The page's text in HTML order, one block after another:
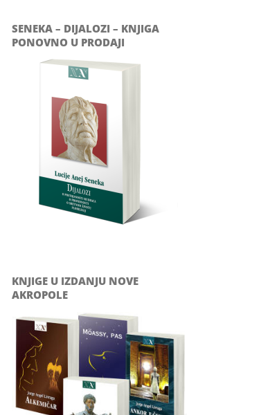
SENEKA – DIJALOZI – KNJIGA
PONOVNO U PRODAJI
KNJIGE U IZDANJU NOVE
AKROPOLE